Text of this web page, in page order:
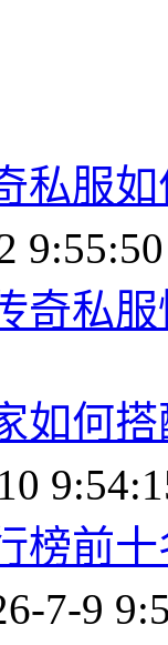
私服
9:55:50
奇私
如何
榜前
7-9